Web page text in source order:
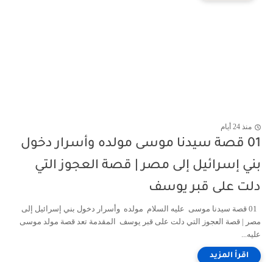
منذ 24 أيام
01 قصة سيدنا موسى مولده وأسرار دخول
بني إسرائيل إلى مصر | قصة العجوز التي
دلت على قبر يوسف
01 قصة سيدنا موسى عليه السلام مولده وأسرار دخول بني إسرائيل إلى
مصر | قصة العجوز التي دلت على قبر يوسف المقدمة تعد قصة مولد موسى
عليه...